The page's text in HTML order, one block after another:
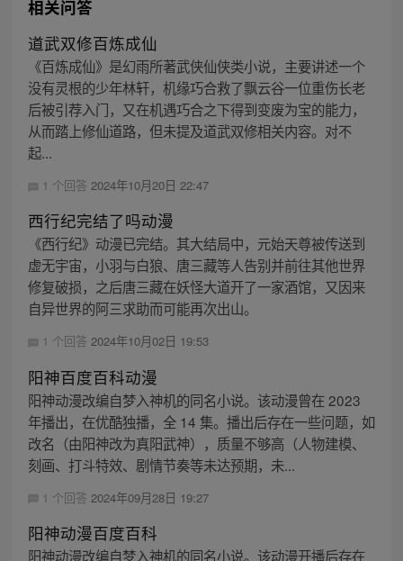
相关问答
道武双修百炼成仙
《百炼成仙》是幻雨所著武侠仙侠类小说，主要讲述一个
没有灵根的少年林轩，机缘巧合救了飘云谷一位重伤长老
后被引荐入门，又在机遇巧合之下得到变废为宝的能力，
从而踏上修仙道路，但未提及道武双修相关内容。对不
起...
1 个回答 2024年10月20日 22:47
西行纪完结了吗动漫
《西行纪》动漫已完结。其大结局中，元始天尊被传送到
虚无宇宙，小羽与白狼、唐三藏等人告别并前往其他世界
修复破损，之后唐三藏在妖怪大道开了一家酒馆，又因来
自异世界的阿三求助而可能再次出山。
1 个回答 2024年10月02日 19:53
阳神百度百科动漫
阳神动漫改编自梦入神机的同名小说。该动漫曾在 2023
年播出，在优酷独播，全 14 集。播出后存在一些问题，如
改名（由阳神改为真阳武神），质量不够高（人物建模、
刻画、打斗特效、剧情节奏等未达预期，未...
1 个回答 2024年09月28日 19:27
阳神动漫百度百科
阳神动漫改编自梦入神机的同名小说。该动漫开播后存在